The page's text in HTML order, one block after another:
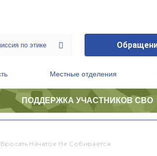
Местные отделения
ПОДДЕРЖКА УЧАСТНИКОВ СВО
Начатое Не Собирается